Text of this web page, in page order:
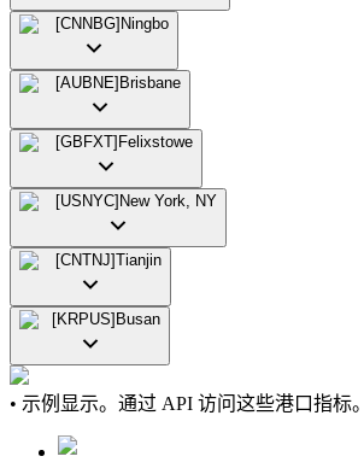
[CNNBG] Ningbo
[AUBNE] Brisbane
[GBFXT] Felixstowe
[USNYC] New York, NY
[CNTNJ]Tianjin
[KRPUS] Busan
• 示例显示。通过 API 访问这些港口指标